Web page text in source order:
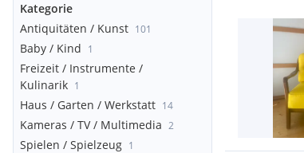
Kategorie
Antiquitäten / Kunst 101
Baby / Kind 1
Freizeit / Instrumente /
Kulinarik 1
Haus / Garten / Werkstatt 14
Kameras / TV / Multimedia 2
Spielen / Spielzeug 1